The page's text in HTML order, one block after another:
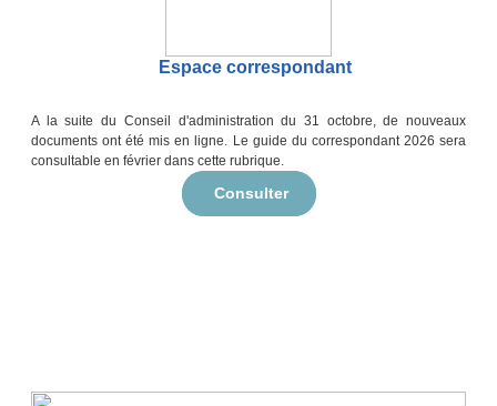
Espace correspondant
A la suite du Conseil d'administration du 31 octobre, de nouveaux
documents ont été mis en ligne. Le guide du correspondant 2026 sera
consultable en février dans cette rubrique.
Consulter